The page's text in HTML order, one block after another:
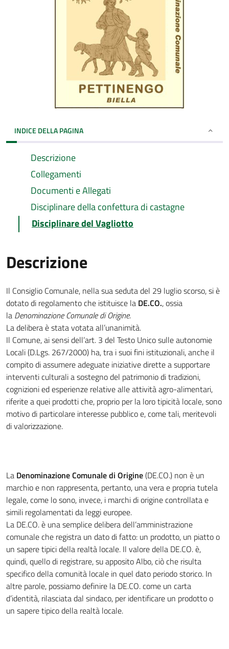
INDICE DELLA PAGINA
Descrizione
Collegamenti
Documenti e Allegati
Disciplinare della confettura di castagne
Disciplinare del Vagliotto
Descrizione
Il Consiglio Comunale, nella sua seduta del 29 luglio scorso, si è
dotato di regolamento che istituisce la DE.CO., ossia
la Denominazione Comunale di Origine.
La delibera è stata votata all’unanimità.
Il Comune, ai sensi dell’art. 3 del Testo Unico sulle autonomie
Locali (D.Lgs. 267/2000) ha, tra i suoi fini istituzionali, anche il
compito di assumere adeguate iniziative dirette a supportare
interventi culturali a sostegno del patrimonio di tradizioni,
cognizioni ed esperienze relative alle attività agro-alimentari,
riferite a quei prodotti che, proprio per la loro tipicità locale, sono
motivo di particolare interesse pubblico e, come tali, meritevoli
di valorizzazione.
La Denominazione Comunale di Origine(DE.CO.) non è un
marchio e non rappresenta, pertanto, una vera e propria tutela
legale, come lo sono, invece, i marchi di origine controllata e
simili regolamentati da leggi europee.
La DE.CO. è una semplice delibera dell’amministrazione
comunale che registra un dato di fatto: un prodotto, un piatto o
un sapere tipici della realtà locale. Il valore della DE.CO. è,
quindi, quello di registrare, su apposito Albo, ciò che risulta
specifico della comunità locale in quel dato periodo storico. In
altre parole, possiamo definire la DE.CO. come un carta
d’identità, rilasciata dal sindaco, per identificare un prodotto o
un sapere tipico della realtà locale.